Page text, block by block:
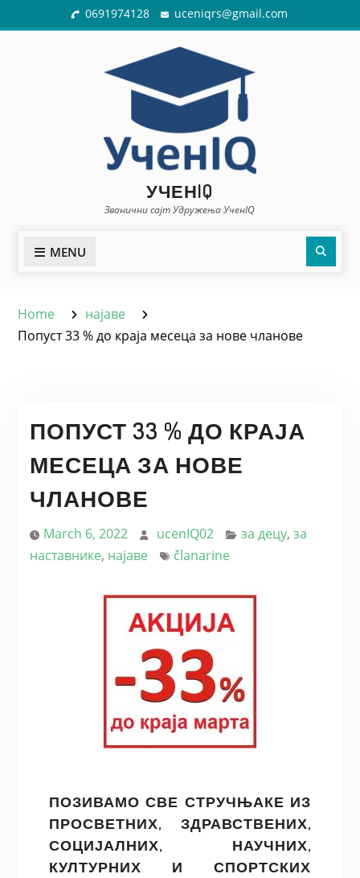
0691974128 uceniqrs@gmail.com
УЧЕНIQ
Званични сајт Удружења УченIQ
MENU
Home
најаве
Попуст 33 % до краја месеца за нове чланове
ПОПУСТ 33 % ДО КРАЈА
МЕСЕЦА ЗА НОВЕ
ЧЛАНОВЕ
March 6, 2022 ucenIQ02 за децу, за
наставнике, најаве članarine
ПОЗИВАМО СВЕ СТРУЧЊАКЕ ИЗ
ПРОСВЕТНИХ, ЗДРАВСТВЕНИХ,
СОЦИЈАЛНИХ, НАУЧНИХ,
КУЛТУРНИХ И СПОРТСКИХ